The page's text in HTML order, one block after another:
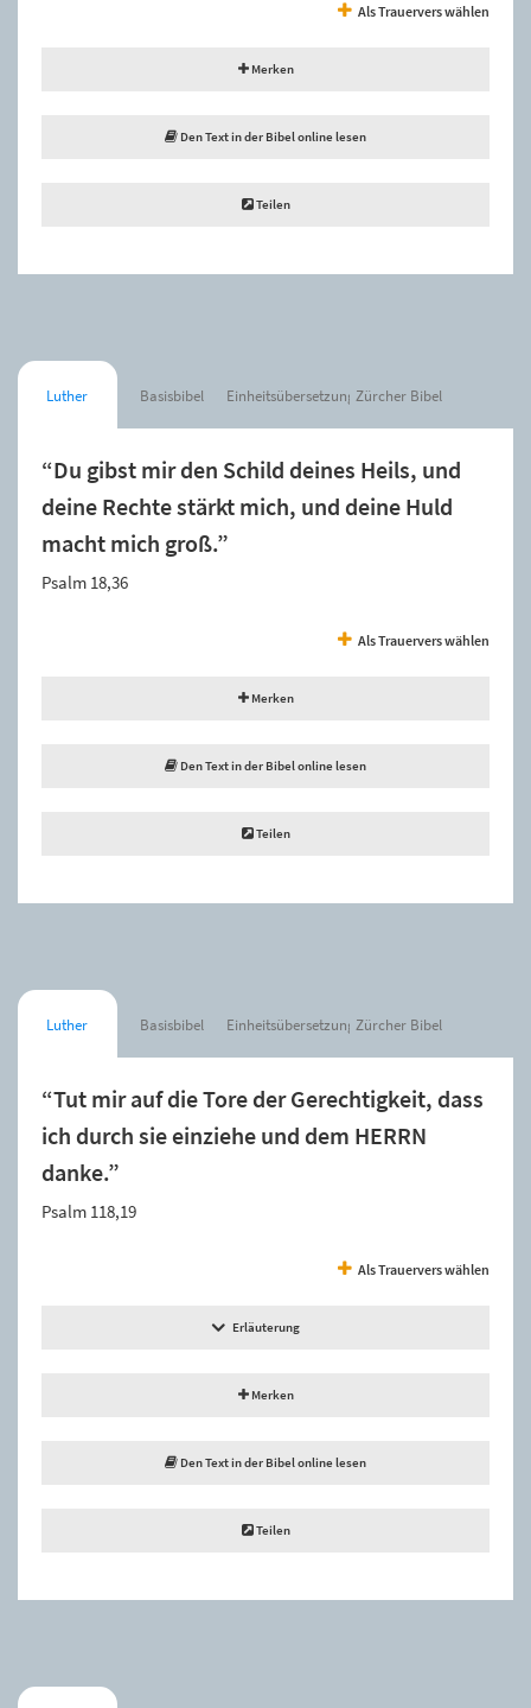
Als Trauervers wählen
Merken
Den Text in der Bibel online lesen
Teilen
Luther Basisbibel Einheitsübersetzung Zürcher Bibel
“Du gibst mir den Schild deines Heils, und
deine Rechte stärkt mich, und deine Huld
macht mich groß.”
Psalm 18,36
Als Trauervers wählen
Merken
Den Text in der Bibel online lesen
Teilen
Luther Basisbibel Einheitsübersetzung Zürcher Bibel
“Tut mir auf die Tore der Gerechtigkeit, dass
ich durch sie einziehe und dem HERRN
danke.”
Psalm 118,19
Als Trauervers wählen
Erläuterung
Merken
Den Text in der Bibel online lesen
Teilen